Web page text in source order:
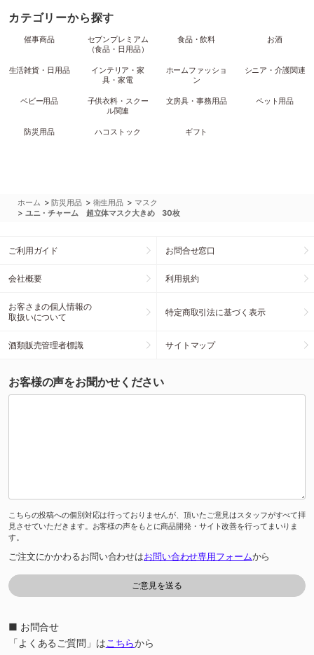
カテゴリーから探す
催事商品
セブンプレミアム
（食品・日用品）
食品・飲料 お酒
生活雑貨・日用品
インテリア・家
具・家電
ホームファッショ
ン
シニア・介護関連
ベビー用品
子供衣料・スクー
ル関連
文房具・事務用品 ペット用品
防災用品 ハコストック ギフト
ホーム >防災用品 > 衛生用品 > マスク
> ユニ・チャーム 超立体マスク大きめ 30枚
ご利用ガイド お問合せ窓口
会社概要 利用規約
お客さまの個人情報の
取扱いについて
特定商取引法に基づく表示
酒類販売管理者標識 サイトマップ
お客様の声をお聞かせください
こちらの投稿への個別対応は行っておりませんが、頂いたご意見はスタッフがすべて拝
見させていただきます。お客様の声をもとに商品開発・サイト改善を行ってまいりま
す。
ご注文にかかわるお問い合わせはお問い合わせ専用フォームから
■ お問合せ
「よくあるご質問」はこちらから